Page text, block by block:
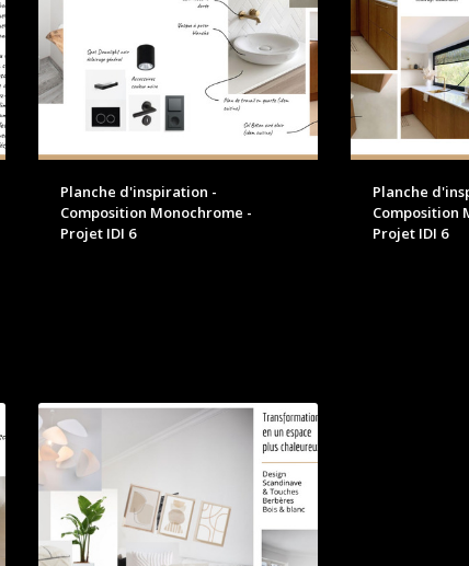
Planche d'inspiration -
Composition Monochrome -
Projet IDI 6
Planche
Composition
Projet IDI 6